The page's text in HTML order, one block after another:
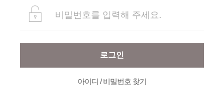
로그인
아이디 / 비밀번호 찾기